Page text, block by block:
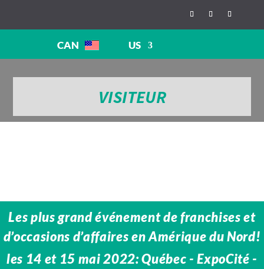
CAN US
VISITEUR
Les plus grand événement de franchises et
d’occasions d’affaires en Amérique du Nord!
les 14 et 15 mai 2022: Québec - ExpoCité -